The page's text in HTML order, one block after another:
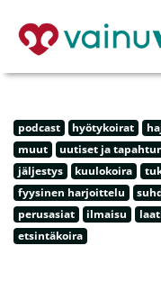
podcast hyötykoirat
muut
uutiset ja
jäljestys
kuulokoira
fyysinen harjoittelu
perusasiat
ilmaisu
etsintäkoira